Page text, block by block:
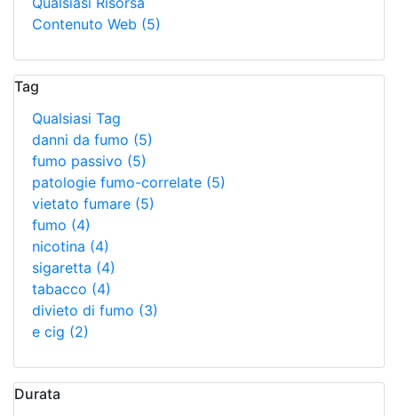
Contenuto Web (5)
Tag
Qualsiasi Tag
danni da fumo (5)
fumo passivo (5)
patologie fumo-correlate (5)
vietato fumare (5)
fumo (4)
nicotina (4)
sigaretta (4)
tabacco (4)
divieto di fumo (3)
e cig (2)
Durata